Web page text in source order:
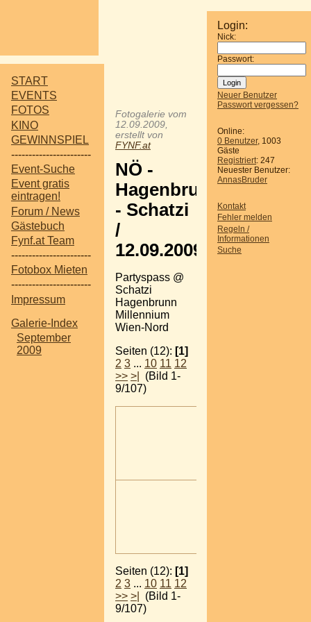
START
EVENTS
FOTOS
KINO
GEWINNSPIEL
-----------------------
Event-Suche
Event gratis
eintragen!
Forum / News
Gästebuch
Fynf.at Team
-----------------------
Fotobox Mieten
-----------------------
Impressum
Galerie-Index
September
2009
Login:
Nick:
Passwort:
Neuer Benutzer
Passwort vergessen?
Online:
0 Benutzer, 1003
Gäste
Registriert: 247
Neuester Benutzer:
AnnasBruder
Kontakt
Fehler melden
Regeln /
Informationen
Suche
Fotogalerie vom
12.09.2009,
erstellt von
FYNF.at
NÖ -
Hagenbrunn
- Schatzi
/
12.09.2009
Partyspass @
Schatzi
Hagenbrunn
Millennium
Wien-Nord
Seiten (12): [1]
2 3 ... 10 11 12
>> >|
(Bild 1-
9/107)
Seiten (12): [1]
2 3 ... 10 11 12
>> >|
(Bild 1-
9/107)